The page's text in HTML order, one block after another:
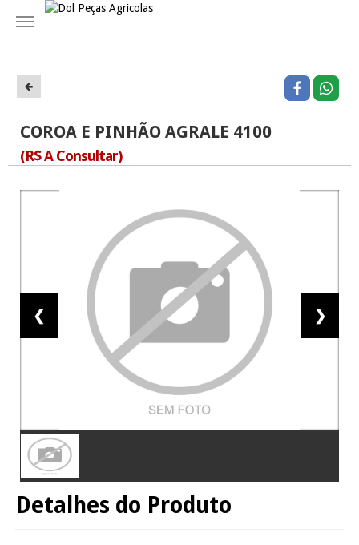
Navegação
COROA E PINHÃO AGRALE 4100
(R$ A Consultar)
❮ ❯
Detalhes do Produto